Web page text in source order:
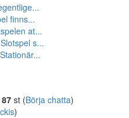
finns...
at...
s...
87 st (Börja chatta)
)